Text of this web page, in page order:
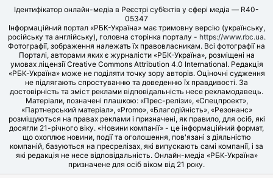
Ідентифікатор онлайн-медіа в Реєстрі суб’єктів у сфері медіа — R40-
05347
Інформаційний портал «РБК-Україна» має тримовну версію (українську,
російську та англійську), головна сторінка порталу - https://www.rbc.ua.
Фотографії, зображення належать їх правовласникам. Всі фотографії на
Порталі, авторами яких є журналісти «РБК-Україна», розміщені на
умовах ліцензії Creative Commons Attribution 4.0 International. Редакція
«РБК-Україна» може не поділяти точку зору авторів. Оціночні судження
не підлягають спростуванню та доведенню їх правдивості. За
достовірність та зміст реклами відповідальність несе рекламодавець.
Матеріали, позначені плашкою: «Прес-релізи», «Спецпроект»,
«Партнерський матеріал», «Promo», «Благодійність», «Резонанс»
розміщуються на правах реклами і призначені, як правило, для осіб, які
досягли 21-річного віку. «Новини компанії» - це інформаційний формат,
що охоплює новини, події та оголошення, пов'язані з діяльністю
компаній, базуються на пресрелізах, які випускають самі компанії, і за
які редакція не несе відповідальність. Онлайн-медіа «РБК-Україна»
призначене для осіб віком від 21 року.